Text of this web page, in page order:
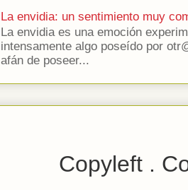
La envidia: un sentimiento muy
La envidia es una emoción
intensamente algo poseído por
afán de poseer...
Copyleft .